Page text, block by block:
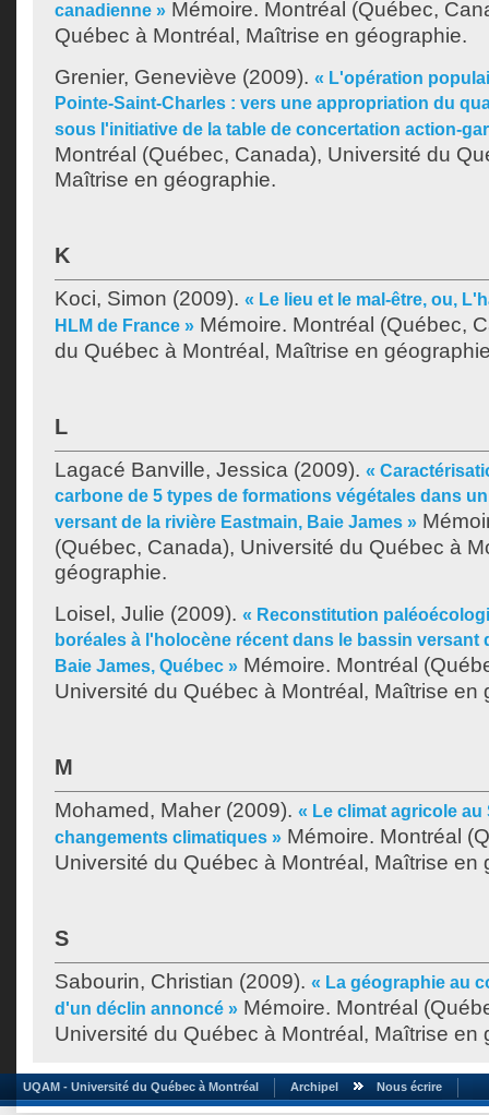
canadienne » Mémoire. Montréal (Québec,
Québec à Montréal, Maîtrise en géographie.
Grenier, Geneviève (2009). « L'opération
Pointe-Saint-Charles : vers une appropriation du
sous l'initiative de la table de concertation action-
Montréal (Québec, Canada), Université du
Maîtrise en géographie.
K
Koci, Simon (2009). « Le lieu et le mal-être, ou,
HLM de France » Mémoire. Montréal (Québec,
du Québec à Montréal, Maîtrise en
L
Lagacé Banville, Jessica (2009). «
carbone de 5 types de formations végétales dans
versant de la rivière Eastmain, Baie James »
(Québec, Canada), Université du Québec à
géographie.
Loisel, Julie (2009). « Reconstitution
boréales à l'holocène récent dans le bassin versant
Baie James, Québec » Mémoire. Montréal
Université du Québec à Montréal, Maîtrise en
M
Mohamed, Maher (2009). « Le climat agricole
changements climatiques » Mémoire. Montréal
Université du Québec à Montréal, Maîtrise en
S
Sabourin, Christian (2009). « La géographie au
d'un déclin annoncé » Mémoire. Montréal
Université du Québec à Montréal, Maîtrise en
UQAM - Université du Québec à Montréal Archipel Nous écrire